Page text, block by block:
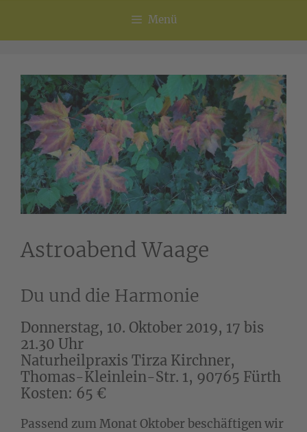
Menü
Astroabend Waage
Du und die Harmonie
Donnerstag, 10. Oktober 2019, 17 bis
21.30 Uhr
Naturheilpraxis Tirza Kirchner,
Thomas-Kleinlein-Str. 1, 90765 Fürth
Kosten: 65 €
Passend zum Monat Oktober beschäftigen wir